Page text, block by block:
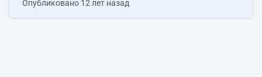
Опубликовано 12 лет назад